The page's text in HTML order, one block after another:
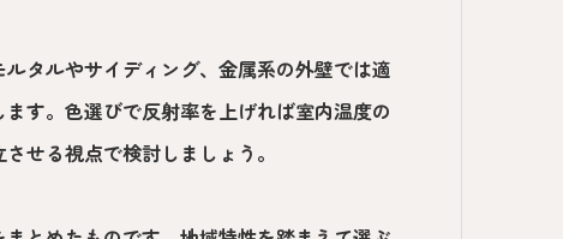
タルやサイディング、金属系の外壁では適
す。色選びで反射率を上げれば室内温度の
せる視点で検討しましょう。